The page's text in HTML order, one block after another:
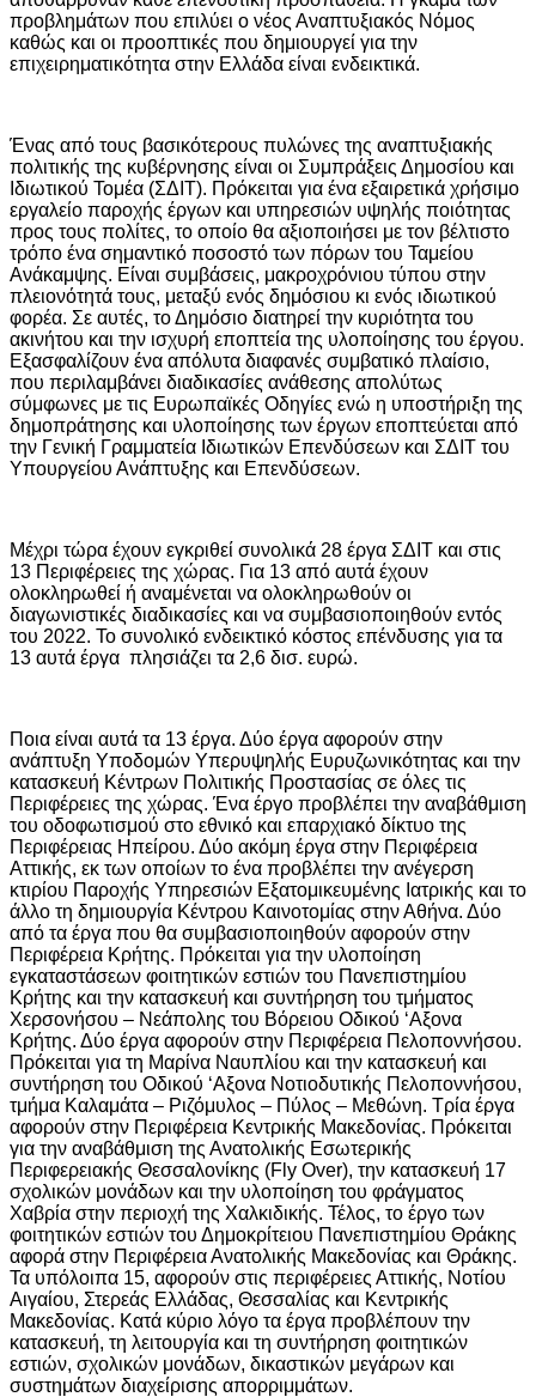
προβλημάτων που επιλύει ο νέος Αναπτυξιακός Νόμος
καθώς και οι προοπτικές που δημιουργεί για την
επιχειρηματικότητα στην Ελλάδα είναι ενδεικτικά.
Ένας από τους βασικότερους πυλώνες της αναπτυξιακής
πολιτικής της κυβέρνησης είναι οι Συμπράξεις Δημοσίου και
Ιδιωτικού Τομέα (ΣΔΙΤ). Πρόκειται για ένα εξαιρετικά χρήσιμο
εργαλείο παροχής έργων και υπηρεσιών υψηλής ποιότητας
προς τους πολίτες, το οποίο θα αξιοποιήσει με τον βέλτιστο
τρόπο ένα σημαντικό ποσοστό των πόρων του Ταμείου
Ανάκαμψης. Είναι συμβάσεις, μακροχρόνιου τύπου στην
πλειονότητά τους, μεταξύ ενός δημόσιου κι ενός ιδιωτικού
φορέα. Σε αυτές, το Δημόσιο διατηρεί την κυριότητα του
ακινήτου και την ισχυρή εποπτεία της υλοποίησης του έργου.
Εξασφαλίζουν ένα απόλυτα διαφανές συμβατικό πλαίσιο,
που περιλαμβάνει διαδικασίες ανάθεσης απολύτως
σύμφωνες με τις Ευρωπαϊκές Οδηγίες ενώ η υποστήριξη της
δημοπράτησης και υλοποίησης των έργων εποπτεύεται από
την Γενική Γραμματεία Ιδιωτικών Επενδύσεων και ΣΔΙΤ του
Υπουργείου Ανάπτυξης και Επενδύσεων.
Μέχρι τώρα έχουν εγκριθεί συνολικά 28 έργα ΣΔΙΤ και στις
13 Περιφέρειες της χώρας. Για 13 από αυτά έχουν
ολοκληρωθεί ή αναμένεται να ολοκληρωθούν οι
διαγωνιστικές διαδικασίες και να συμβασιοποιηθούν εντός
του 2022. Το συνολικό ενδεικτικό κόστος επένδυσης για τα
13 αυτά έργα πλησιάζει τα 2,6 δισ. ευρώ.
Ποια είναι αυτά τα 13 έργα. Δύο έργα αφορούν στην
ανάπτυξη Υποδομών Υπερυψηλής Ευρυζωνικότητας και την
κατασκευή Κέντρων Πολιτικής Προστασίας σε όλες τις
Περιφέρειες της χώρας. Ένα έργο προβλέπει την αναβάθμιση
του οδοφωτισμού στο εθνικό και επαρχιακό δίκτυο της
Περιφέρειας Ηπείρου. Δύο ακόμη έργα στην Περιφέρεια
Αττικής, εκ των οποίων το ένα προβλέπει την ανέγερση
κτιρίου Παροχής Υπηρεσιών Εξατομικευμένης Ιατρικής και το
άλλο τη δημιουργία Κέντρου Καινοτομίας στην Αθήνα. Δύο
από τα έργα που θα συμβασιοποιηθούν αφορούν στην
Περιφέρεια Κρήτης. Πρόκειται για την υλοποίηση
εγκαταστάσεων φοιτητικών εστιών του Πανεπιστημίου
Κρήτης και την κατασκευή και συντήρηση του τμήματος
Χερσονήσου – Νεάπολης του Βόρειου Οδικού ‘Αξονα
Κρήτης. Δύο έργα αφορούν στην Περιφέρεια Πελοποννήσου.
Πρόκειται για τη Μαρίνα Ναυπλίου και την κατασκευή και
συντήρηση του Οδικού ‘Αξονα Νοτιοδυτικής Πελοποννήσου,
τμήμα Καλαμάτα – Ριζόμυλος – Πύλος – Μεθώνη. Τρία έργα
αφορούν στην Περιφέρεια Κεντρικής Μακεδονίας. Πρόκειται
για την αναβάθμιση της Ανατολικής Εσωτερικής
Περιφερειακής Θεσσαλονίκης (Fly Over), την κατασκευή 17
σχολικών μονάδων και την υλοποίηση του φράγματος
Χαβρία στην περιοχή της Χαλκιδικής. Τέλος, το έργο των
φοιτητικών εστιών του Δημοκρίτειου Πανεπιστημίου Θράκης
αφορά στην Περιφέρεια Ανατολικής Μακεδονίας και Θράκης.
Τα υπόλοιπα 15, αφορούν στις περιφέρειες Αττικής, Νοτίου
Αιγαίου, Στερεάς Ελλάδας, Θεσσαλίας και Κεντρικής
Μακεδονίας. Κατά κύριο λόγο τα έργα προβλέπουν την
κατασκευή, τη λειτουργία και τη συντήρηση φοιτητικών
εστιών, σχολικών μονάδων, δικαστικών μεγάρων και
συστημάτων διαχείρισης απορριμμάτων.